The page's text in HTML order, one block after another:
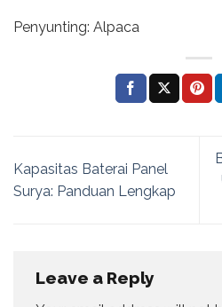
Penyunting: Alpaca
Kapasitas Baterai Panel
Surya: Panduan Lengkap
Leave a Reply